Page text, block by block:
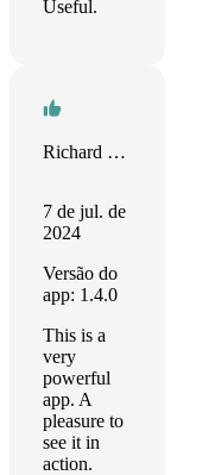
Useful.
Richard Hurley
7 de jul. de
2024
Versão do
app: 1.4.0
This is a
very
powerful
app. A
pleasure to
see it in
action.